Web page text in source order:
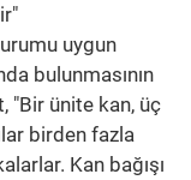
uygun
bulunmasının
"Bir ünite kan, üç
birden fazla
Kan bağışı